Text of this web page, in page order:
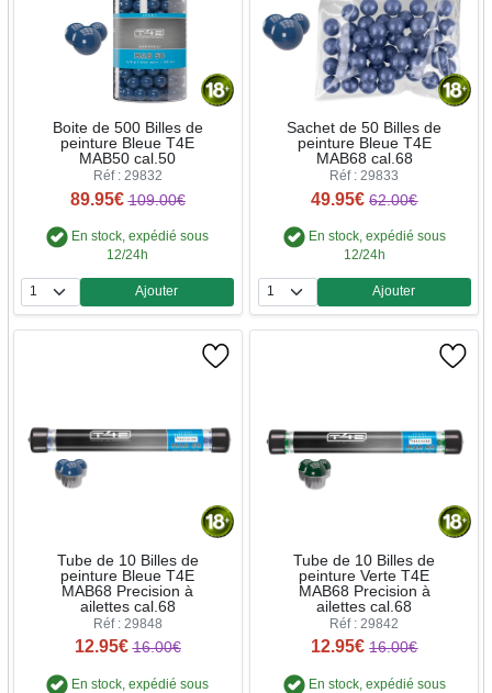
Boite de 500 Billes de
peinture Bleue T4E
MAB50 cal.50
Réf : 29832
89.95€ 109.00€
En stock, expédié sous
12/24h
Quantité
Ajouter
Sachet de 50 Billes de
peinture Bleue T4E
MAB68 cal.68
Réf : 29833
49.95€ 62.00€
En stock, expédié sous
12/24h
Quantité
Ajouter
Tube de 10 Billes de
peinture Bleue T4E
MAB68 Precision à
ailettes cal.68
Réf : 29848
12.95€ 16.00€
En stock, expédié sous
Tube de 10 Billes de
peinture Verte T4E
MAB68 Precision à
ailettes cal.68
Réf : 29842
12.95€ 16.00€
En stock, expédié sous